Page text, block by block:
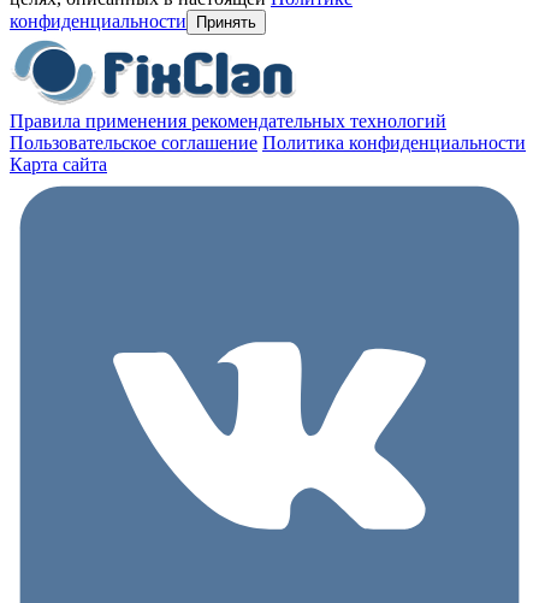
конфиденциальности
Принять
Правила применения рекомендательных технологий
Пользовательское соглашение Политика конфиденциальности
Карта сайта